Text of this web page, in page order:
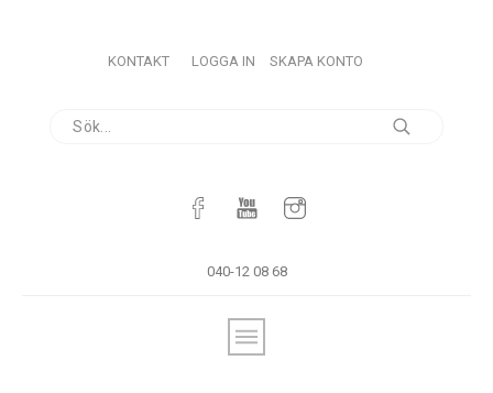
040-12 08 68
KONTAKT LOGGA IN SKAPA KONTO